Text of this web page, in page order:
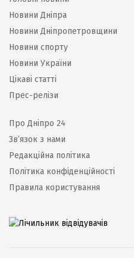
Новини Дніпра
Новини Дніпропетровщини
Новини спорту
Новини України
Цікаві статті
Прес-релізи
Про Дніпро 24
Зв’язок з нами
Редакційна політика
Політика конфіденційності
Правила користування